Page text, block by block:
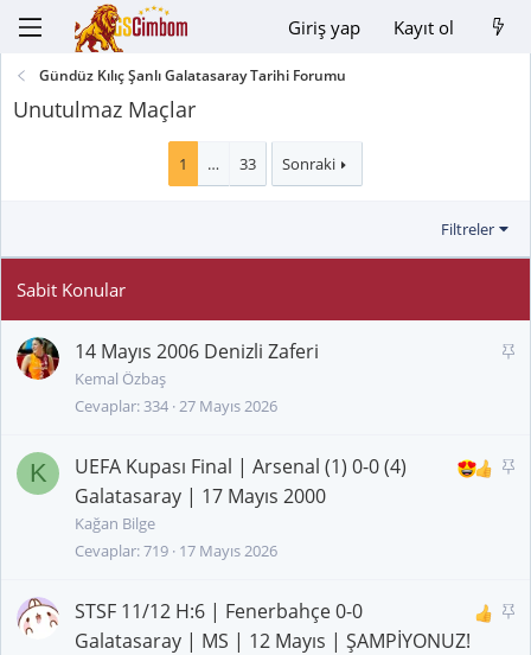
Giriş yap Kayıt ol
Gündüz Kılıç Şanlı Galatasaray Tarihi Forumu
Unutulmaz Maçlar
1 … 33 Sonraki
Filtreler
S
t
14 Mayıs 2006 Denizli Zaferi
Kemal Özbaş
Cevaplar 334 27 Mayıs 2026
K
S
UEFA Kupası Final | Arsenal (1) 0-0 (4)
Galatasaray | 17 Mayıs 2000
Kağan Bilge
Cevaplar 719 17 Mayıs 2026
S
STSF 11/12 H:6 | Fenerbahçe 0-0
Galatasaray | MS | 12 Mayıs | ŞAMPİYONUZ!